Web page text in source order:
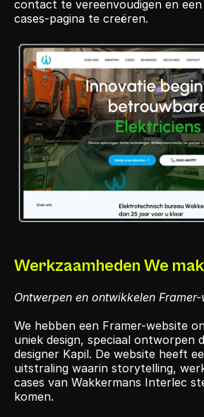
contact te vereenvoudigen en
cases‑pagina te creëren.
Werkzaamheden We
Ontwerpen en ontwikkelen
We hebben een Framer-website
uniek design, speciaal ontworpen
designer Kapil. De website heeft
uitstraling waarin storytelling,
cases van Wakkermans Interlec
komen.